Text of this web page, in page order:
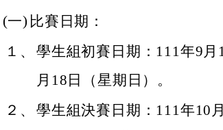
(一) 比賽日期：
１、 學生組初賽日期：111年9
月18日（星期日）。
２、 學生組決賽日期：111年10